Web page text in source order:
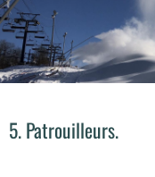
5. Patrouilleurs.